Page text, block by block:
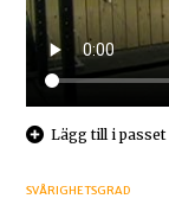
Lägg till i passet
SVÅRIGHETSGRAD